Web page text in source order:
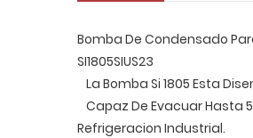
Bomba De Condensado
SI1805SIUS23
La Bomba Si 1805 Esta
Capaz De Evacuar Hasta
Refrigeracion Industrial.